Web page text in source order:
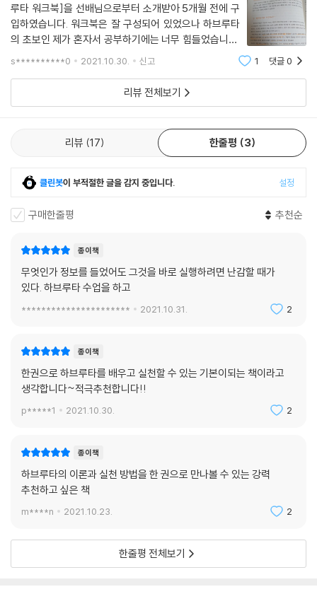
루타 워크북]을 선배님으로부터 소개받아 5개월 전에 구
입하였습니다. 워크북은 잘 구성되어 있었으나 하브루타
의 초보인 제가 혼자서 공부하기에는 너무 힘들었습니다.
특히 텍스트를 보고 질문 만들고, 해석하는데 있어서 어려
난해한 부분이 꼭 한 두 곳 나타났습니다. 양
s**********0 2021.10.30. 신고 1 댓글0
리뷰 전체보기
리뷰 17 한줄평 3
클린봇이 부적절한 글을 감지 중입니다. 설정
구매한줄평 추천순
종이책
무엇인가 정보를 들었어도 그것을 바로 실행하려면 난감할 때가
있다. 하브루타 수업을 하고
********************** 2021.10.31. 2
종이책
한권으로 하브루타를 배우고 실천할 수 있는 기본이되는 책이라고
생각합니다~적극추천합니다!!
p*****1 2021.10.30. 2
종이책
하브루타의 이론과 실천 방법을 한 권으로 만나볼 수 있는 강력
추천하고 싶은 책
m****n 2021.10.23. 2
한줄평 전체보기